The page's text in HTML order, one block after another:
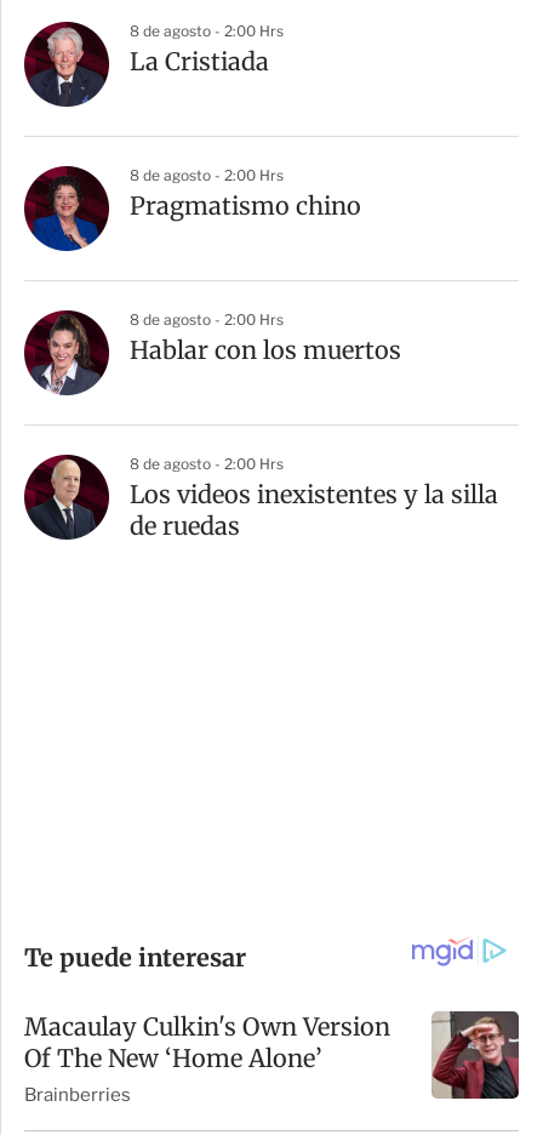
8 de agosto - 2:00 Hrs
La Cristiada
8 de agosto - 2:00 Hrs
Pragmatismo chino
8 de agosto - 2:00 Hrs
Hablar con los muertos
8 de agosto - 2:00 Hrs
Los videos inexistentes y la silla
de ruedas